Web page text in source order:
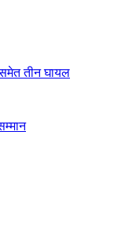
समेत तीन घायल